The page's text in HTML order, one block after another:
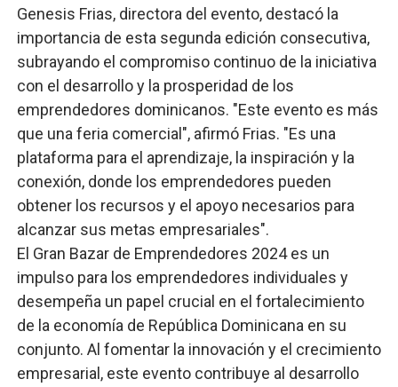
Genesis Frias, directora del evento, destacó la
importancia de esta segunda edición consecutiva,
subrayando el compromiso continuo de la iniciativa
con el desarrollo y la prosperidad de los
emprendedores dominicanos. "Este evento es más
que una feria comercial", afirmó Frias. "Es una
plataforma para el aprendizaje, la inspiración y la
conexión, donde los emprendedores pueden
obtener los recursos y el apoyo necesarios para
alcanzar sus metas empresariales".
El Gran Bazar de Emprendedores 2024 es un
impulso para los emprendedores individuales y
desempeña un papel crucial en el fortalecimiento
de la economía de República Dominicana en su
conjunto. Al fomentar la innovación y el crecimiento
empresarial, este evento contribuye al desarrollo